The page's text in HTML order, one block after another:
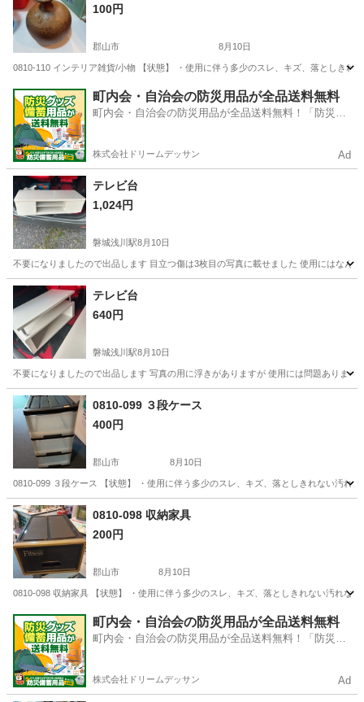
100円
郡山市 8月10日
0810-110 インテリア雑貨/小物 【状態】 ・使用に伴う多少のスレ、キズ、落としき
福島 郡山市 インテリア雑貨/小物 現地
町内会・自治会の防災用品が全品送料無料
町内会・自治会の防災用品が全品送料無料！「防災備
株式会社ドリームデッサン Ad
テレビ台
1,024円
磐城浅川駅8月10日
不要になりましたので出品します 目立つ傷は3枚目の写真に載せました 使用にはなん
福島 石川郡 磐城浅川駅
テレビ台
640円
磐城浅川駅8月10日
不要になりましたので出品します 写真の用に浮きがありますが 使用には問題ありませ
福島 石川郡 収納家具
0810-099 ３段ケース
400円
郡山市 8月10日
0810-099 ３段ケース 【状態】 ・使用に伴う多少のスレ、キズ、落としきれない汚
福島 郡山市 現地
0810-098 収納家具
200円
郡山市 8月10日
0810-098 収納家具 【状態】 ・使用に伴う多少のスレ、キズ、落としきれない汚れ
福島 郡山市 収納家具 現地
町内会・自治会の防災用品が全品送料無料
町内会・自治会の防災用品が全品送料無料！「防災備
株式会社ドリームデッサン Ad